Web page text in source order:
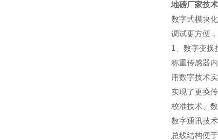
地磅厂家技
数字式模块
调试更方便
1 、数字变
称重传感器
用数字技术
实现了更换
校准技术、
数字通讯技术
总线结构便